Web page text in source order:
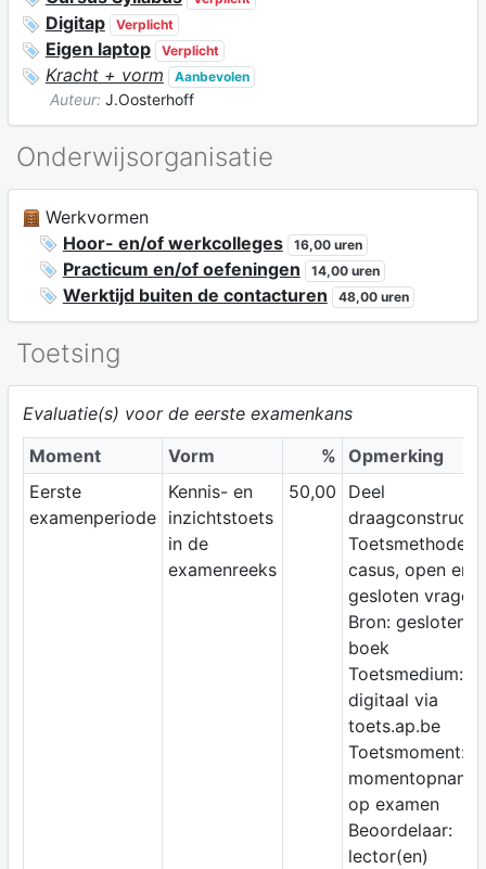
Digitap Verplicht
Eigen laptop Verplicht
Kracht + vorm Aanbevolen
Auteur: J.Oosterhoff
Onderwijsorganisatie
Werkvormen
Hoor- en/of werkcolleges
16,00 uren
Practicum en/of oefeningen 14,00 uren
Werktijd buiten de contacturen 48,00 uren
Toetsing
Evaluatie(s) voor de eerste examenkans
Moment
Vorm % Opmerking
Eerste
examenperiode
Kennis- en
inzichtstoets
in de
examenreeks
50,00
Deel
Toetsmethode:
casus, open en
gesloten vragen
Bron: gesloten
boek
Toetsmedium:
digitaal via
toets.ap.be
Toetsmoment:
momentopname
op examen
Beoordelaar:
lector(en)